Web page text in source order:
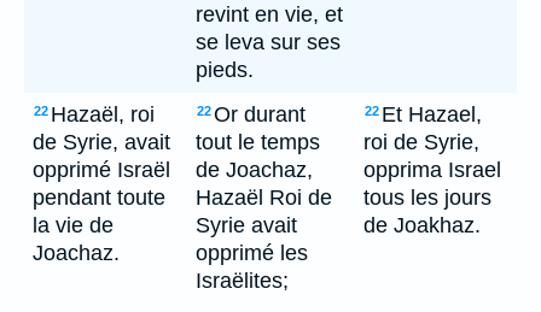
revint en vie, et
se leva sur ses
pieds.
22 Hazaël, roi
de Syrie, avait
opprimé Israël
pendant toute
la vie de
Joachaz.
22Or durant
tout le temps
de Joachaz,
Hazaël Roi de
Syrie avait
opprimé les
Israëlites;
22 Et Hazael,
roi de Syrie,
opprima Israel
tous les jours
de Joakhaz.